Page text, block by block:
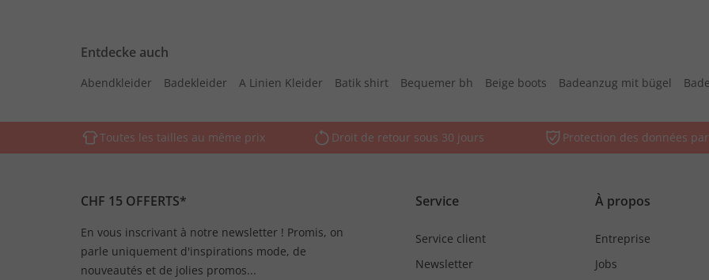
Entdecke auch
Abendkleider Badekleider A Linien Kleider Batik shirt Bequemer bh Beige boots Badeanzug mit bügel
Toutes les tailles au même prix Droit de retour sous 30 jours Protection des données par
CHF 15 OFFERTS*
En vous inscrivant à notre newsletter ! Promis, on
parle uniquement d'inspirations mode, de
nouveautés et de jolies promos...
Service
Service client
Newsletter
À propos
Entreprise
Jobs